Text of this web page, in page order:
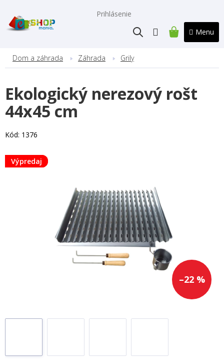
obsah
Prihlásenie
NÁKUPNÝ
Dom a záhrada Záhrada Grily
Ekologický nerezový rošt
44x45 cm
Kód: 1376
–22 %
Výpredaj
Výpredaj